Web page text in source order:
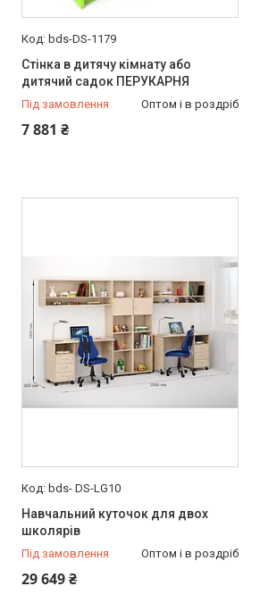
bds-DS-1179
Стінка в дитячу кімнату або
дитячий садок ПЕРУКАРНЯ
Під замовлення Оптом і в роздріб
7 881 ₴
bds- DS-LG10
Навчальний куточок для двох
школярів
Під замовлення Оптом і в роздріб
29 649 ₴